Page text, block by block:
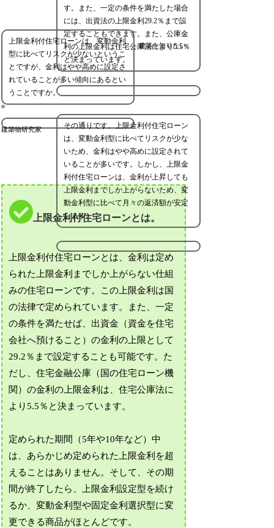
す。また、一定の条件を満たした場合
には、出資法の上限金利29.2％まで設
定することもできます。また、公庫金
利の上限金利は住宅公庫法により5.5％
と決まっています。
建築を知りたい
上限金利付住宅ローンは、変動金利
型に比べてリスクが少ないというこ
とですが、金利はやや高めに設定さ
れていることが多い傾向にあるとい
うことですか。
建築物研究家
その通りです。上限金利付住宅ローン
は、変動金利型に比べてリスクが少な
いため、金利はやや高めに設定されて
いることが多いです。しかし、上限金
利付住宅ローンは、金利が上昇しても
上限金利までしか上がらないため、変
動金利型に比べて月々の返済額が安定
します。
上限金利付住宅ローンとは。
上限金利付住宅ローンとは、金利は定め
られた上限金利までしか上がらない仕組
みの住宅ローンです。この上限金利は国
の法律で定められています。また、一定
の条件を満たせば、出資金（資金を住宅
会社へ預けること）の金利の上限として
29.2％まで設定することも可能です。た
だし、住宅金融公庫（国の住宅ローン機
関）の金利の上限金利は、住宅公庫法に
より5.5％と決まっています。
定められた期間（5年や10年など）中
は、あらかじめ定められた上限金利を超
えることはありません。そして、その期
間が終了したら、上限金利設定型を続け
るか、変動金利型や固定金利選択型に変
更できる商品がほとんどです。